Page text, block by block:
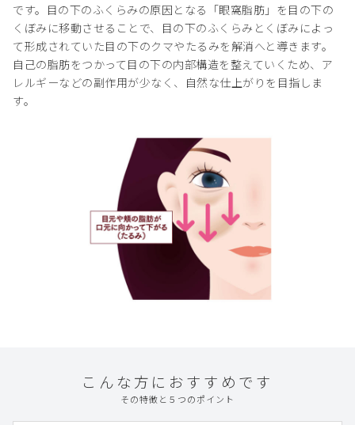
です。目の下のふくらみの原因となる「眼窩脂肪」を目の下の
くぼみに移動させることで、目の下のふくらみとくぼみによっ
て形成されていた目の下のクマやたるみを解消へと導きます。
自己の脂肪をつかって目の下の内部構造を整えていくため、ア
レルギーなどの副作用が少なく、自然な仕上がりを目指しま
す。
こんな⽅におすすめです
その特徴と５つのポイント